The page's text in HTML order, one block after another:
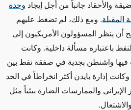
والأحقاد جانباً من أجل إيجاد وحدة
المقبلة. ومع ذلك، لم تضغط عليهم
أن ينظر المسؤولون الأمريكيون إلى
باعتباره مسألة داخلية. وكانت
فيها واشنطن بجدية في صفقة نفط بين
وبغداد في عام 2008. وكانت إدارة بايدن أكثر انخراطاً في الحد
والممارسات الضارة بيئياً مثل